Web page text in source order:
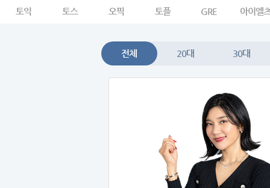
토익 토스 오픽 토플 GRE 아이엘
전체 20대 30대